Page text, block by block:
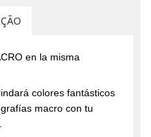
en la misma
colores fantásticos
macro con tu